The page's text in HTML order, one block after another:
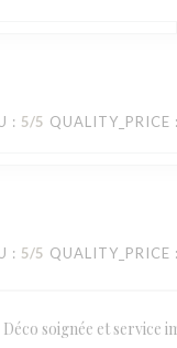
: 5/5 QUALITY_PRICE
: 5/5 QUALITY_PRICE
soignée et service